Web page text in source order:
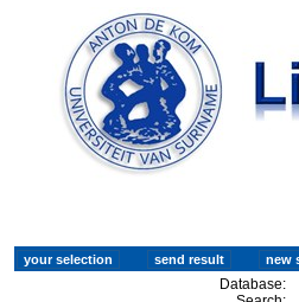
Database: